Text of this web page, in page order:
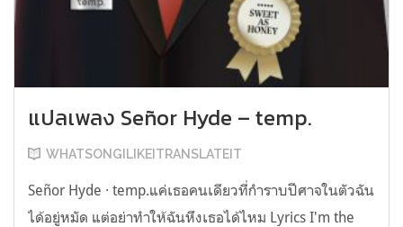
แปลเพลง Señor Hyde – temp.
WHATSONGILIKEITRANSLATEIT
Señor Hyde · temp.แค่เธอคนเดียวที่กำราบปีศาจในตัวฉัน
ได้อยู่หมัด แต่อย่าทำให้ฉันหึงเธอได้ไหม Lyrics I'm the